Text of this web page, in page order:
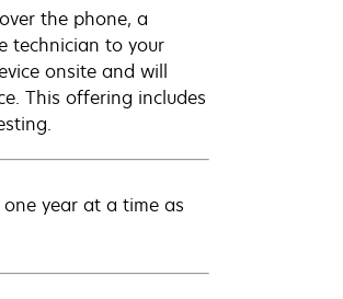
the phone, a
technician to your
onsite and will
This offering includes
year at a time as